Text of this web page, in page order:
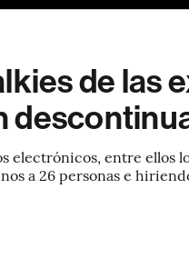
de las
electrónicos, entre ellos
a 26 personas e